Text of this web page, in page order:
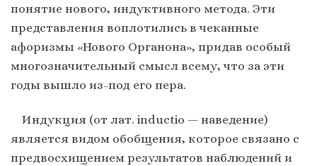
понятие нового, индуктивного метода. Эти
представления воплотились в чеканные
афоризмы «Нового Органона», придав особый
многозначительный смысл всему, что за эти
годы вышло из-под его пера.
Индукция (от лат. inductio — наведение)
является видом обобщения, которое связано с
предвосхищением результатов наблюдений и